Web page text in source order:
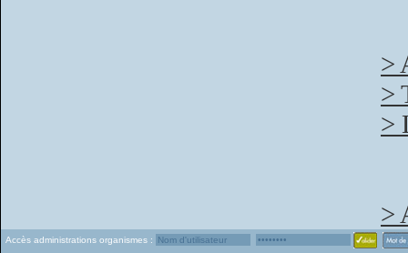
>
>
>
>
Accès administrations organismes :